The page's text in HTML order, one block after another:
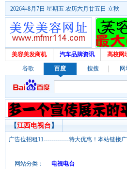
2026年8月7日 星期五 农历六月廿五日 立秋
美容美发商机 汽车品牌资讯 高校网
谷歌 百度 搜搜 网
【江西电视台 】
广告位招租11-------------特大优惠！本站链接
网站分类：
电视电台